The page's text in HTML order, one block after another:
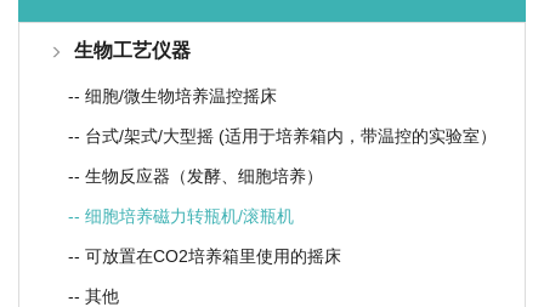
生物工艺仪器
-- 细胞/微生物培养温控摇床
-- 台式/架式/大型摇 (适用于培养箱内，带温控的实验室）
-- 生物反应器（发酵、细胞培养）
-- 细胞培养磁力转瓶机/滚瓶机
-- 可放置在CO2培养箱里使用的摇床
-- 其他